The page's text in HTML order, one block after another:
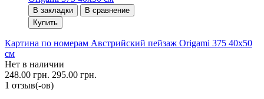
В закладки
В сравнение
Купить
Картина по номерам Австрийский пейзаж Origami 375 40x50
см
Нет в наличии
248.00 грн. 295.00 грн.
1 отзыв(-ов)